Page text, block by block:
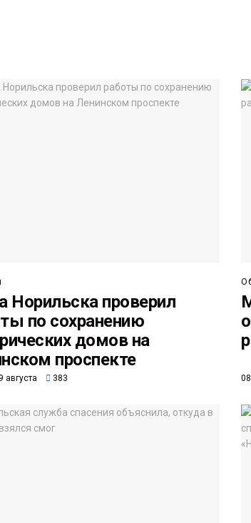
Норильска проверил
по сохранению
домов на
проспекте
383